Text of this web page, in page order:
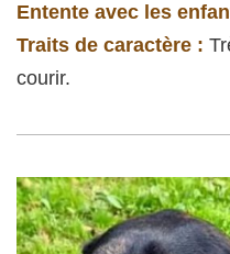
Entente avec les
Traits de caractère :
courir.